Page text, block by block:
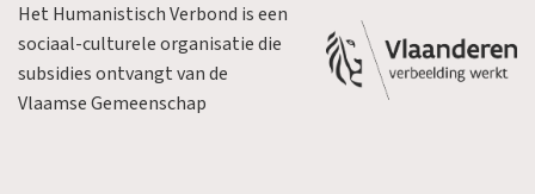
Het Humanistisch Verbond is een
sociaal-culturele organisatie die
subsidies ontvangt van de
Vlaamse Gemeenschap